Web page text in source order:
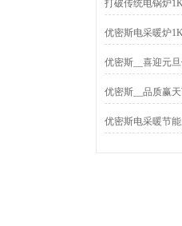
打破传统电锅炉
优密斯电采暖炉
优密斯__喜迎元
优密斯__品质赢
优密斯电采暖节